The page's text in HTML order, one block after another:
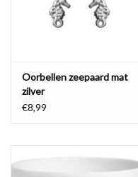
Oorbellen zeepaard mat
zilver
€8,99